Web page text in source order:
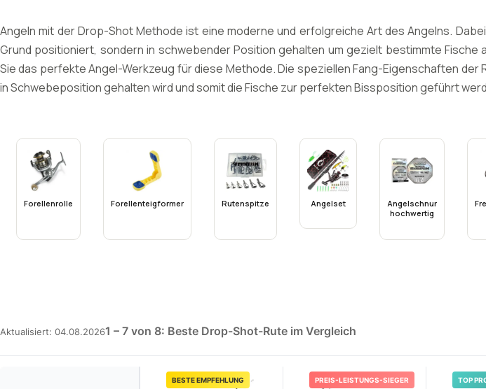
Angeln mit der Drop-Shot Methode ist eine moderne und erfolgreiche Art des Angelns.
Grund positioniert, sondern in schwebender Position gehalten um gezielt bestimmte Fische
Sie das perfekte Angel-Werkzeug für diese Methode. Die speziellen Fang-Eigenschaften der
in Schwebeposition gehalten wird und somit die Fische zur perfekten Bissposition geführt
Forellenrolle Forellenteigformer Rutenspitze Angelset
Angelschnur
hochwertig
Aktualisiert: 04.08.20261 – 7 von 8: Beste Drop-Shot-Rute im Vergleich
BESTE EMPFEHLUNG PREIS-LEISTUNGS-SIEGER TOP